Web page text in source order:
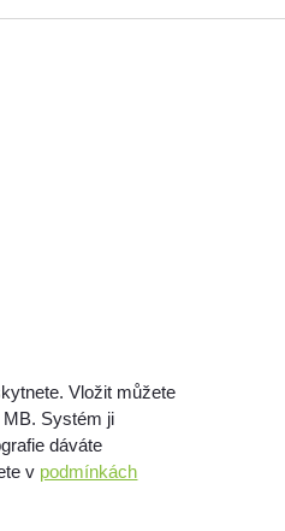
Vložit můžete
Systém ji
dáváte
v podmínkách